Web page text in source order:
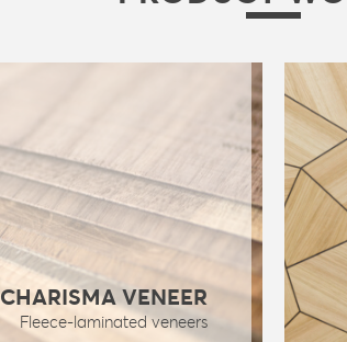
CHARISMA VENEER
Fleece-laminated veneers